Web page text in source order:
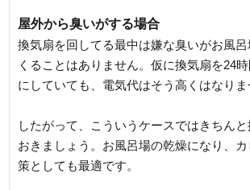
屋外から臭いがする場合
換気扇を回してる最中は嫌な臭いがお風
くることはありません。仮に換気扇を24
にしていても、電気代はそう高くはなりま
したがって、こういうケースではきちん
おきましょう。お風呂場の乾燥になり、
策としても最適です。